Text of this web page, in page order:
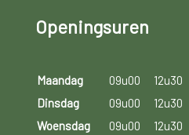
Openingsuren
Maandag 09u00 12u30
Dinsdag
09u00 12u30
Woensdag
09u00 12u30